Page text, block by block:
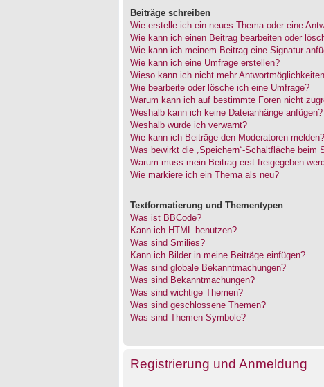
Beiträge schreiben
Wie erstelle ich ein neues Thema oder eine
Wie kann ich einen Beitrag bearbeiten oder
Wie kann ich meinem Beitrag eine Signatur
Wie kann ich eine Umfrage erstellen?
Wieso kann ich nicht mehr
Wie bearbeite oder lösche ich eine Umfrage?
Warum kann ich auf bestimmte Foren nicht
Weshalb kann ich keine Dateianhänge anfügen?
Weshalb wurde ich verwarnt?
Wie kann ich Beiträge den Moderatoren melden?
Was bewirkt die „Speichern“-Schaltfläche beim
Warum muss mein Beitrag erst freigegeben
Wie markiere ich ein Thema als neu?
Textformatierung und Thementypen
Was ist BBCode?
Kann ich HTML benutzen?
Was sind Smilies?
Kann ich Bilder in meine Beiträge einfügen?
Was sind globale Bekanntmachungen?
Was sind Bekanntmachungen?
Was sind wichtige Themen?
Was sind geschlossene Themen?
Was sind Themen-Symbole?
Registrierung und Anmeldung